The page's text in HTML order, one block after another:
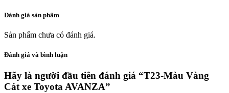
Đánh giá sản phẩm
Sản phẩm chưa có đánh giá.
Đánh giá và bình luận
Hãy là người đầu tiên đánh giá “T23-Màu Vàng
Cát xe Toyota AVANZA”